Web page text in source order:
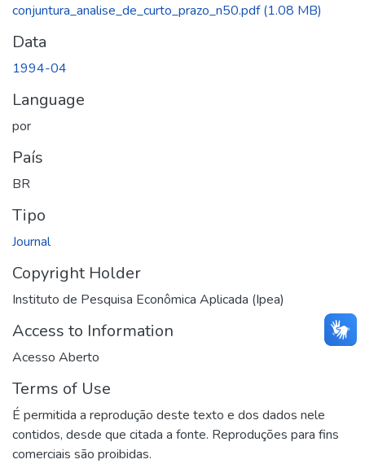
conjuntura_analise_de_curto_prazo_n50.pdf(1.08 MB)
Data
1994-04
Language
por
País
BR
Tipo
Journal
Copyright Holder
Instituto de Pesquisa Econômica Aplicada (Ipea)
Access to Information
Acesso Aberto
Terms of Use
É permitida a reprodução deste texto e dos dados nele
contidos, desde que citada a fonte. Reproduções para fins
comerciais são proibidas.